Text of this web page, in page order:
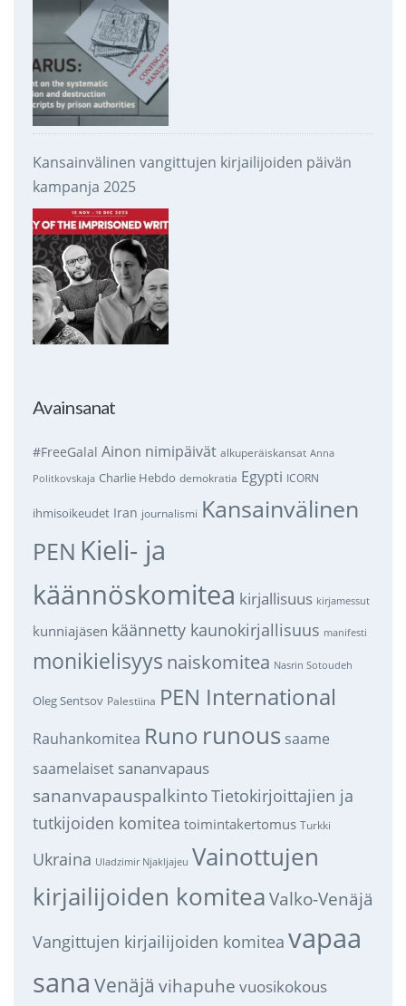
Kansainvälinen vangittujen kirjailijoiden päivän
kampanja 2025
Avainsanat
#FreeGalal Ainon nimipäivät alkuperäiskansat Anna
Politkovskaja Charlie Hebdo demokratia Egypti ICORN
ihmisoikeudet Iran journalismi Kansainvälinen
PEN Kieli- ja
käännöskomitea kirjallisuus kirjamessut
kunniajäsen käännetty kaunokirjallisuus manifesti
monikielisyys naiskomitea Nasrin Sotoudeh
Oleg Sentsov Palestiina PEN International
Rauhankomitea Runo runous saame
saamelaiset sananvapaus
sananvapauspalkintoTietokirjoittajien ja
tutkijoiden komitea toimintakertomus Turkki
Ukraina Uladzimir Njakljajeu Vainottujen
kirjailijoiden komitea Valko-Venäjä
Vangittujen kirjailijoiden komitea vapaa
sana Venäjä vihapuhe vuosikokous